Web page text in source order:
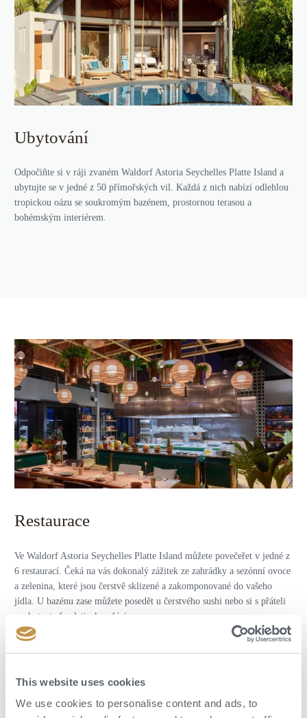
This website uses cookies
We use cookies to personalise content and ads, to
Ubytování
Odpočiňte si v ráji zvaném Waldorf Astoria Seychelles Platte Island a
ubytujte se v jedné z 50 přímořských vil. Každá z nich nabízí odlehlou
tropickou oázu se soukromým bazénem, prostornou terasou a
bohémským interiérem.
Restaurace
Ve Waldorf Astoria Seychelles Platte Island můžete povečeřet v jedné z
6 restaurací. Čeká na vás dokonalý zážitek ze zahrádky a sezónní ovoce
a zelenina, které jsou čerstvě sklizené a zakomponované do vašeho
jídla. U bazénu zase můžete posedět u čerstvého sushi nebo si s přáteli
vychutnat afro-latinskou fúzi.